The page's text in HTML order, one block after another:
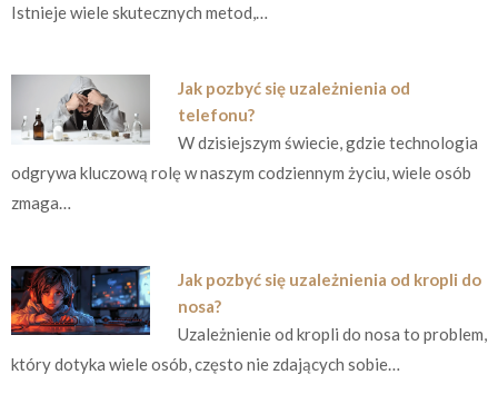
Istnieje wiele skutecznych metod,…
Jak pozbyć się uzależnienia od
telefonu?
W dzisiejszym świecie, gdzie technologia
odgrywa kluczową rolę w naszym codziennym życiu, wiele osób
zmaga…
Jak pozbyć się uzależnienia od kropli do
nosa?
Uzależnienie od kropli do nosa to problem,
który dotyka wiele osób, często nie zdających sobie…